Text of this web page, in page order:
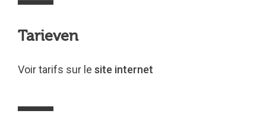
Tarieven
Voir tarifs sur le site internet